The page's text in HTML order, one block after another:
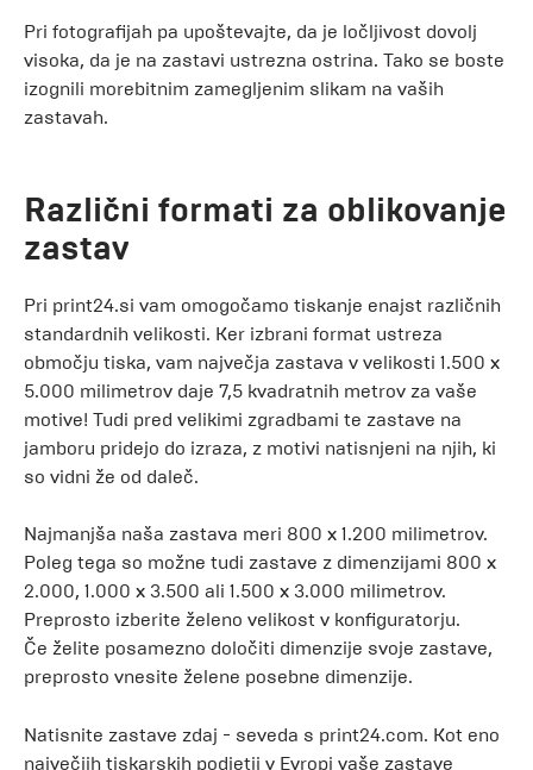
Pri fotografijah pa upoštevajte, da je ločljivost dovolj
visoka, da je na zastavi ustrezna ostrina. Tako se boste
izognili morebitnim zamegljenim slikam na vaših
zastavah.
Različni formati za oblikovanje
zastav
Pri print24.si vam omogočamo tiskanje enajst različnih
standardnih velikosti. Ker izbrani format ustreza
območju tiska, vam največja zastava v velikosti 1.500 x
5.000 milimetrov daje 7,5 kvadratnih metrov za vaše
motive! Tudi pred velikimi zgradbami te zastave na
jamboru pridejo do izraza, z motivi natisnjeni na njih, ki
so vidni že od daleč.
Najmanjša naša zastava meri 800 x 1.200 milimetrov.
Poleg tega so možne tudi zastave z dimenzijami 800 x
2.000, 1.000 x 3.500 ali 1.500 x 3.000 milimetrov.
Preprosto izberite želeno velikost v konfiguratorju.
Če želite posamezno določiti dimenzije svoje zastave,
preprosto vnesite želene posebne dimenzije.
Natisnite zastave zdaj - seveda s print24.com. Kot eno
največjih tiskarskih podjetij v Evropi vaše zastave